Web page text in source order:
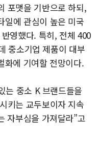
포맷을 기반으로 하되,
일에 관심이 높은 미국
영했다. 특히, 전체 400
중소기업 제품이 대부
화에 기여할 전망이다.
는 중소 K 브랜드들을
키는 교두보이자 지속
자부심을 가져달라”고